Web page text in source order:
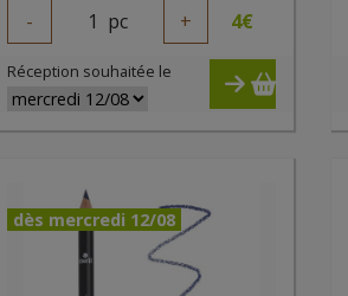
- 1 pc + 4€
Réception souhaitée le
dès mercredi 12/08